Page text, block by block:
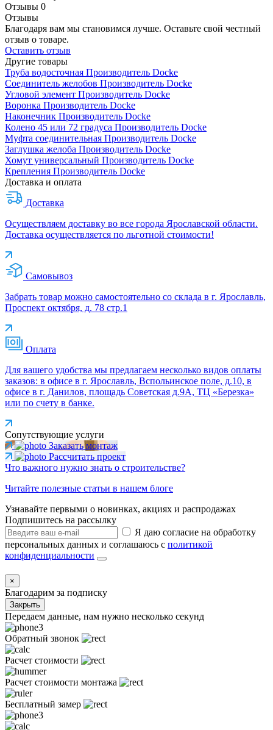
Отзывы 0
Отзывы
Благодаря вам мы становимся лучше. Оставьте свой честный
отзыв о товаре.
Оставить отзыв
Другие товары
Труба водосточная Производитель Docke
Соединитель желобов Производитель Docke
Угловой элемент Производитель Docke
Воронка Производитель Docke
Наконечник Производитель Docke
Колено 45 или 72 градуса Производитель Docke
Муфта соединительная Производитель Docke
Заглушка желоба Производитель Docke
Хомут универсальный Производитель Docke
Крепления Производитель Docke
Доставка и оплата
Доставка
Осуществляем доставку во все города Ярославской области.
Доставка осуществляется по льготной стоимости!
Самовывоз
Забрать товар можно самостоятельно со склада в г. Ярославль,
Проспект октября, д. 78 стр.1
Оплата
Для вашего удобства мы предлагаем несколько видов оплаты
заказов: в офисе в г. Ярославль, Вспольинское поле, д.10, в
офисе в г. Данилов, площадь Советская д.9А, ТЦ «Березка»
или по счету в банке.
Сопутствующие услуги
Заказать монтаж
Рассчитать проект
Что важного нужно знать о строительстве?
Читайте полезные статьи в нашем блоге
Узнавайте первыми о новинках, акциях и распродажах
Подпишитесь на рассылку
Я даю согласие на обработку
персональных данных и соглашаюсь с политикой
конфиденциальности
×
Благодарим за подписку
Закрыть
Передаем данные, нам нужно несколько секунд
Обратный звонок
Расчет стоимости
Расчет стоимости монтажа
Бесплатный замер